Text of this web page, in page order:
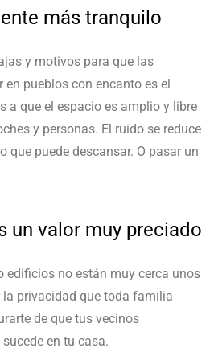
más tranquilo
y motivos para que las
pueblos con encanto es el
a que el espacio es amplio y libre
y personas. El ruido se reduce
que puede descansar. O pasar un
un valor muy preciado
edificios no están muy cerca unos
la privacidad que toda familia
de que tus vecinos
en tu casa.